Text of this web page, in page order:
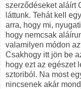
szerződéseket aláírt
láttunk. Tehát kell
arra, hogy mi,
hogy nemcsak
valamilyen módon
Csakhogy itt jön be
hogy ezt az egészet
sztoriból. Na most
nincsenek akár